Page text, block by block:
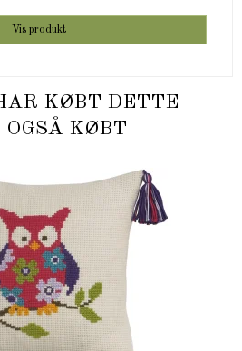
Vis produkt
KØBT DETTE
KØBT